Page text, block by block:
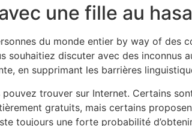
une fille au
du monde entier by way of des
discuter avec des inconnus
en supprimant les barrières
trouver sur Internet. Certains
gratuits, mais certains
toujours une forte probabilité